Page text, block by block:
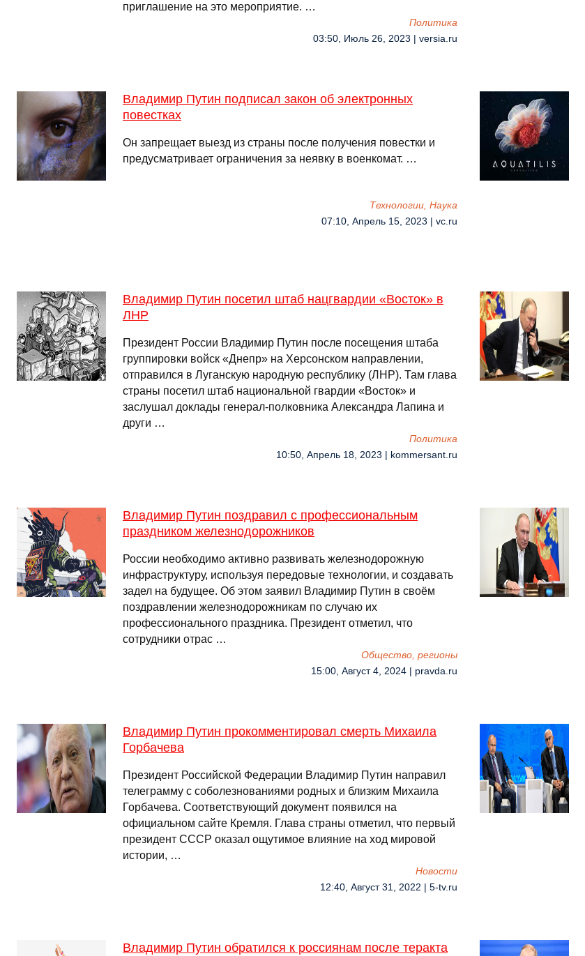
приглашение на это мероприятие. …
Политика
03:50, Июль 26, 2023 | versia.ru
Владимир Путин подписал закон об электронных
повестках
Он запрещает выезд из страны после получения повестки и
предусматривает ограничения за неявку в военкомат. …
Технологии, Наука
07:10, Апрель 15, 2023 | vc.ru
Владимир Путин посетил штаб нацгвардии «Восток» в
ЛНР
Президент России Владимир Путин после посещения штаба
группировки войск «Днепр» на Херсонском направлении,
отправился в Луганскую народную республику (ЛНР). Там глава
страны посетил штаб национальной гвардии «Восток» и
заслушал доклады генерал-полковника Александра Лапина и
други …
Политика
10:50, Апрель 18, 2023 | kommersant.ru
Владимир Путин поздравил с профессиональным
праздником железнодорожников
России необходимо активно развивать железнодорожную
инфраструктуру, используя передовые технологии, и создавать
задел на будущее. Об этом заявил Владимир Путин в своём
поздравлении железнодорожникам по случаю их
профессионального праздника. Президент отметил, что
сотрудники отрас …
Общество, регионы
15:00, Август 4, 2024 | pravda.ru
Владимир Путин прокомментировал смерть Михаила
Горбачева
Президент Российской Федерации Владимир Путин направил
телеграмму с соболезнованиями родных и близким Михаила
Горбачева. Соответствующий документ появился на
официальном сайте Кремля. Глава страны отметил, что первый
президент СССР оказал ощутимое влияние на ход мировой
истории, …
Новости
12:40, Август 31, 2022 | 5-tv.ru
Владимир Путин обратился к россиянам после теракта